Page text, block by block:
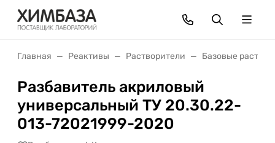
Главная Реактивы Растворители Базовые
Разбавитель акриловый
универсальный ТУ 20.30.22-
013-72021999-2020